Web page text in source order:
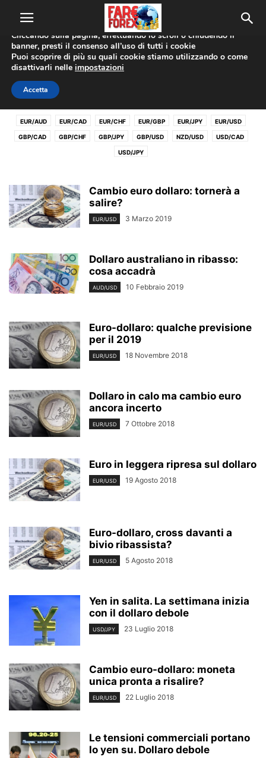
Home Coppie Valute
COPPIE VALUTE
EUR/AUD EUR/CAD EUR/CHF EUR/GBP EUR/JPY EUR/USD
GBP/CAD GBP/CHF GBP/JPY GBP/USD NZD/USD USD/CAD
USD/JPY
Cambio euro dollaro: tornerà a
salire?
EUR/USD 3 Marzo 2019
Dollaro australiano in ribasso:
cosa accadrà
AUD/USD 10 Febbraio 2019
Euro-dollaro: qualche previsione
per il 2019
EUR/USD 18 Novembre 2018
Dollaro in calo ma cambio euro
ancora incerto
EUR/USD 7 Ottobre 2018
Euro in leggera ripresa sul dollaro
EUR/USD 19 Agosto 2018
Euro-dollaro, cross davanti a
bivio ribassista?
EUR/USD 5 Agosto 2018
Yen in salita. La settimana inizia
con il dollaro debole
USD/JPY 23 Luglio 2018
Cambio euro-dollaro: moneta
unica pronta a risalire?
EUR/USD 22 Luglio 2018
Le tensioni commerciali portano
lo yen su. Dollaro debole
Utilizziamo i cookie per offrirti la migliore esperienza sul nostro
sito web.
Cliccando sulla pagina, effettuando lo scroll o chiudendo il
banner, presti il consenso all’uso di tutti i cookie
Puoi scoprire di più su quali cookie stiamo utilizzando o come
disattivarli nelle impostazioni
Accetta